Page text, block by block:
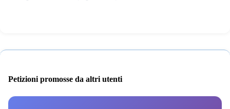
Petizioni promosse da altri utenti